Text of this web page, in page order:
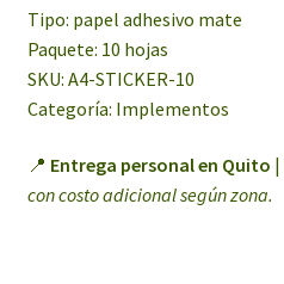
Tipo: papel adhesivo mate
Paquete: 10 hojas
SKU: A4-STICKER-10
Categoría: Implementos
📍 Entrega personal en Quito |
con costo adicional según zona.